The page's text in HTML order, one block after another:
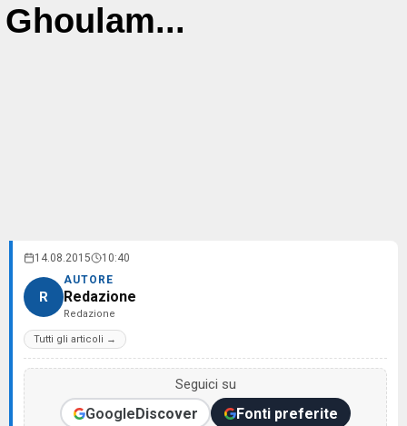
Ghoulam...
14.08.2015 10:40
R
AUTORE
Redazione
Redazione
Tutti gli articoli →
Seguici su
GoogleDiscover Fonti preferite